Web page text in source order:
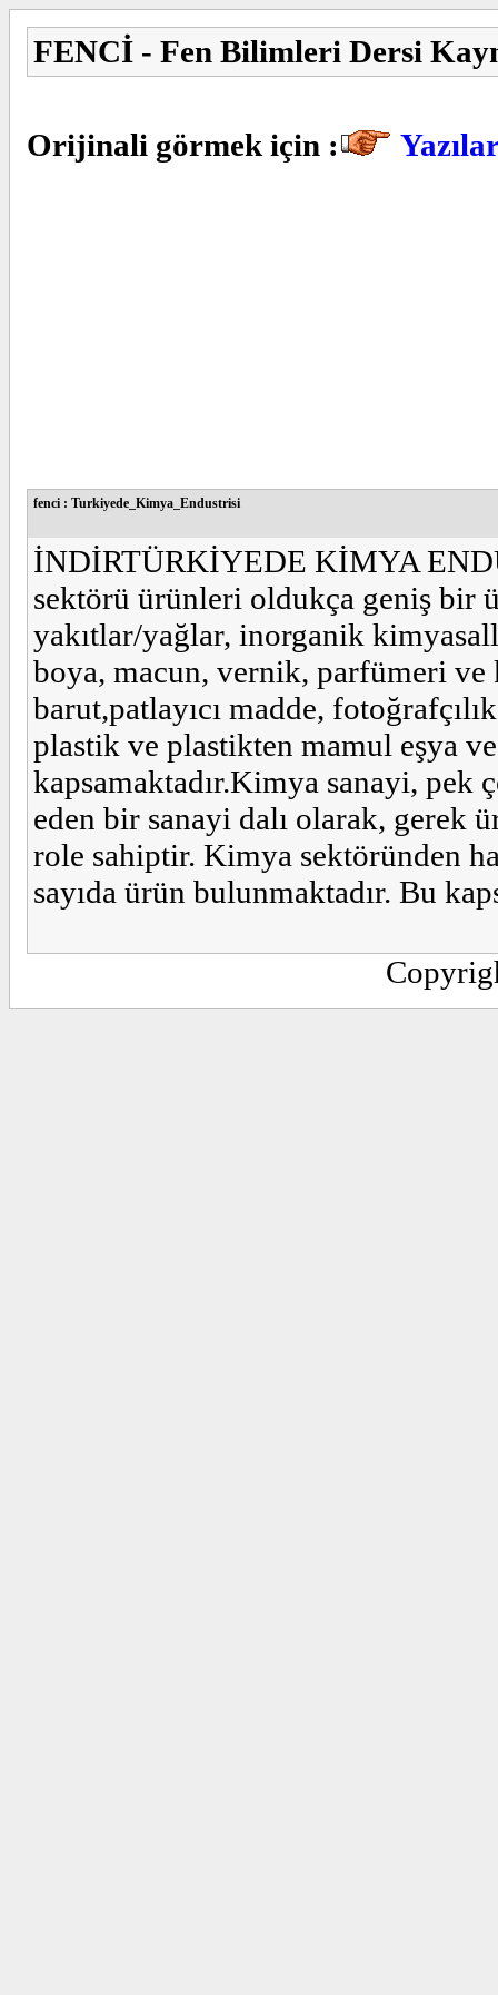
FENCİ - Fen Bilimleri Dersi
Orijinali görmek için :
fenci : Turkiyede_Kimya_Endustrisi
İNDİRTÜRKİYEDE KİMYA
sektörü ürünleri oldukça geniş bir
yakıtlar/yağlar, inorganik
boya, macun, vernik, parfümeri
barut,patlayıcı madde,
plastik ve plastikten mamul eşya
kapsamaktadır.Kimya sanayi, pek
eden bir sanayi dalı olarak, gerek
role sahiptir. Kimya sektöründen
sayıda ürün bulunmaktadır. Bu